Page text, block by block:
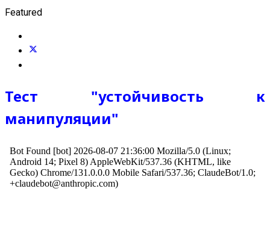
Featured
Тест "устойчивость к
манипуляции"